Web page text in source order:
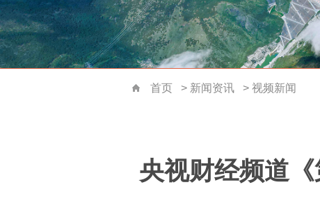
首页 > 新闻资讯 > 视频新闻
央视财经频道